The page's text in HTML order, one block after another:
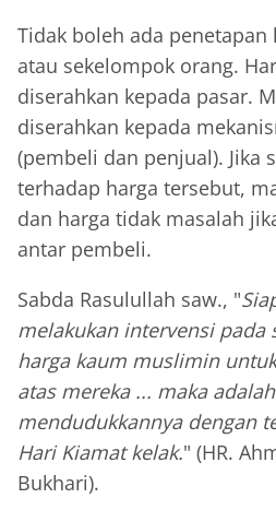
Tidak boleh ada penetapan
atau sekelompok orang.
diserahkan kepada pasar.
diserahkan kepada
(pembeli dan penjual). Jika
terhadap harga tersebut,
dan harga tidak masalah
antar pembeli.
Sabda Rasulullah saw., "
melakukan intervensi pada
harga kaum muslimin
atas mereka ... maka
mendudukkannya dengan
Hari Kiamat kelak." (HR.
Bukhari).